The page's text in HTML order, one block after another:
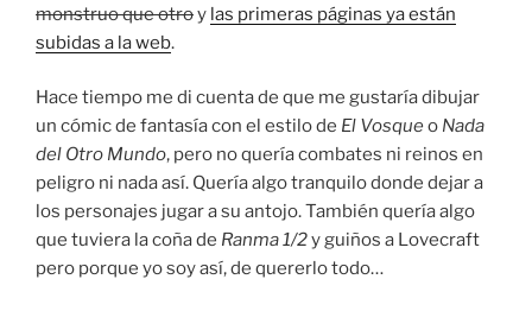
monstruo que otroy las primeras páginas ya están
subidas a la web.
Hace tiempo me di cuenta de que me gustaría dibujar
un cómic de fantasía con el estilo de El Vosqueo Nada
del Otro Mundo, pero no quería combates ni reinos en
peligro ni nada así. Quería algo tranquilo donde dejar a
los personajes jugar a su antojo. También quería algo
que tuviera la coña de Ranma 1/2y guiños a Lovecraft
pero porque yo soy así, de quererlo todo…